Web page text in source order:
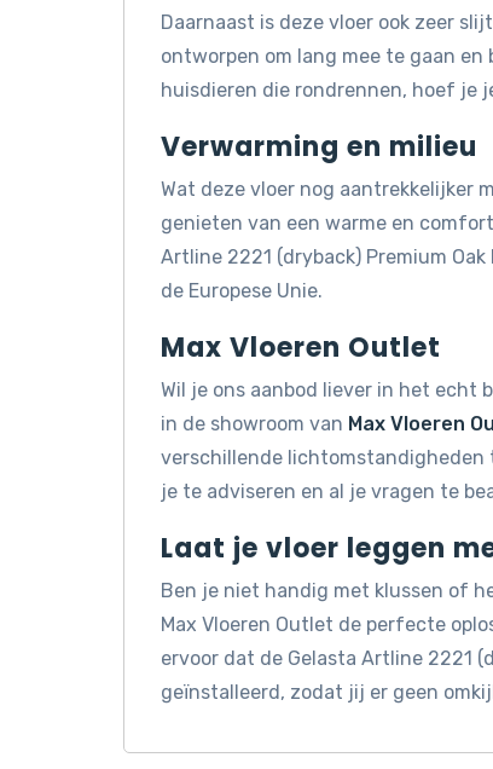
Daarnaast is deze vloer ook zeer
ontworpen om lang mee te gaan
huisdieren die rondrennen, hoef je
Verwarming en milieu
Wat deze vloer nog aantrekkelijker
genieten van een warme en
Artline 2221 (dryback) Premium
de Europese Unie.
Max Vloeren Outlet
Wil je ons aanbod liever in het echt
in de showroom van Max Vloeren
verschillende lichtomstandigheden
je te adviseren en al je vragen te
Laat je vloer leggen
Ben je niet handig met klussen of
Max Vloeren Outlet de perfecte
ervoor dat de Gelasta Artline 2221
geïnstalleerd, zodat jij er geen